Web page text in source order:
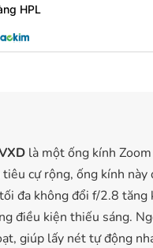
HPL
là một ống kính
cự rộng, ống kính này
đa không đổi f/2.8 tăng
điều kiện thiếu sáng.
giúp lấy nét tự động